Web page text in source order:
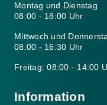
Montag und Dienstag
08:00 - 18:00 Uhr
Mittwoch und
08:00 - 16:30 Uhr
Freitag: 08:00 - 14:00
Information